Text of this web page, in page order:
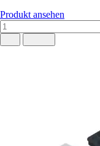
Produkt ansehen